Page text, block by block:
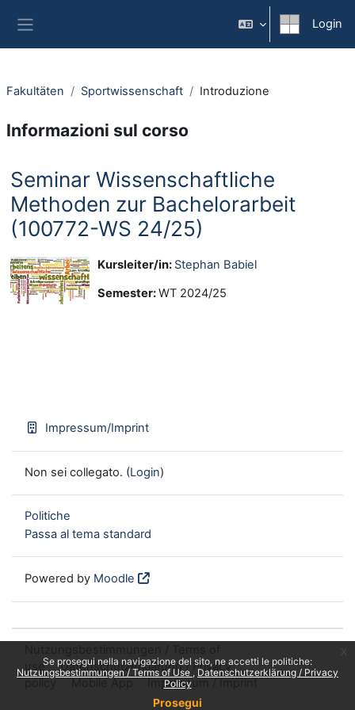
Se prosegui nella navigazione del sito, ne accetti le politiche:
Nutzungsbestimmungen / Terms of Use
Datenschutzerklärung / Privacy
Policy
Prosegui
Login
Fakultäten Sportwissenschaft Introduzione
Informazioni sul corso
Seminar Wissenschaftliche
Methoden zur Bachelorarbeit
(100772-WS 24/25)
Kursleiter/in: Stephan Babiel
Semester:WT 2024/25
Impressum/Imprint
Non sei collegato. (Login)
Politiche
Passa al tema standard
Powered by Moodle
use
Datenschutzerklärung / Privacy
policy
Mobile App Impressum / Imprint